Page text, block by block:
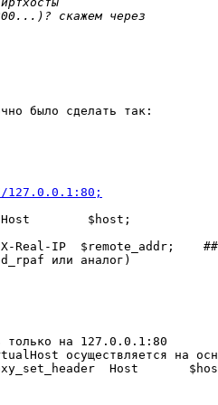
было сделать так:
$host;
Real-IP  $remote_addr;
или аналог)
только на 127.0.0.1:80
осуществляется на
Host